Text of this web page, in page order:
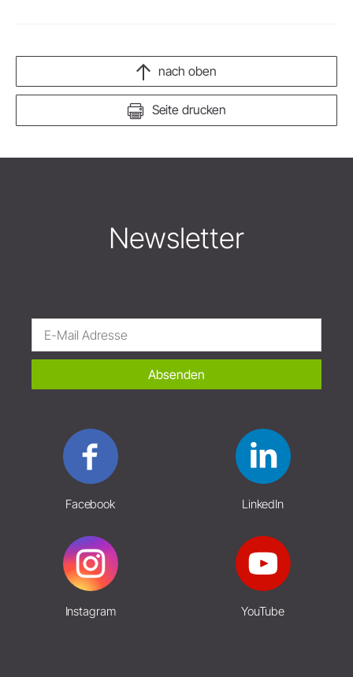
Seite drucken
nach oben
Newsletter
Absenden
Facebook LinkedIn
Instagram YouTube